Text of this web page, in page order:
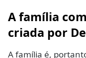
A família
criada por
A família é,